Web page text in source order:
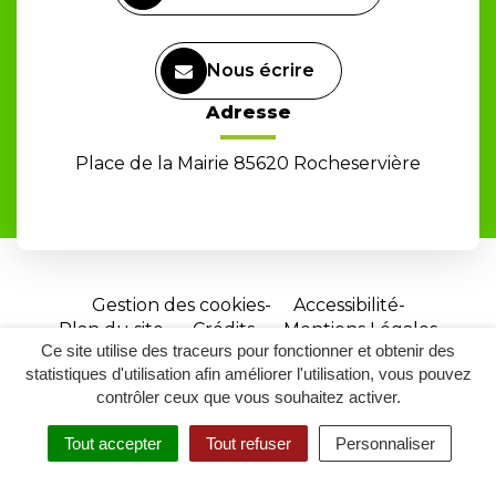
Ce site utilise des traceurs pour fonctionner et obtenir des
statistiques d'utilisation afin améliorer l'utilisation, vous pouvez
contrôler ceux que vous souhaitez activer.
Tout accepter Tout refuser Personnaliser
RECHERCHER
ACCESSIBILITÉ
Nous écrire
Adresse
Place de la Mairie 85620 Rocheservière
Gestion des cookies
Accessibilité
Plan du site
Crédits
Mentions Légales
Site
réalisé
par
Inovagora